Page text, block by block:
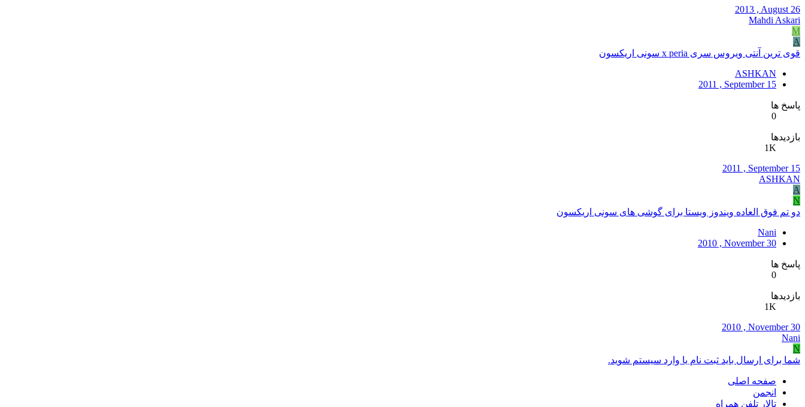
2013 , August 26
Mahdi Askari
M
A
قوی ترین آنتی ویروس سری x peria سونی اریکسون
ASHKAN
2011 , September 15
پاسخ ها
0
بازدیدها
1K
2011 , September 15
ASHKAN
A
N
دو تم فوق العاده ویندوز ویستا برای گوشی های سونی اریکسون
Nani
2010 , November 30
پاسخ ها
0
بازدیدها
1K
2010 , November 30
Nani
N
شما برای ارسال باید ثبت نام یا وارد سیستم شوید.
صفحه اصلی
انجمن
تالار تلفن همراه